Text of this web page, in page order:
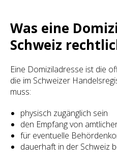
Was eine
Schweiz
Eine Domiziladresse ist die
die im Schweizer
muss:
physisch zugänglich sein
den Empfang von
für eventuelle
dauerhaft in der Schweiz